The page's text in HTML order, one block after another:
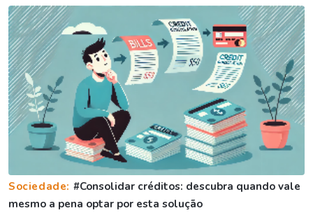
Sociedade: #Consolidar créditos: descubra quando vale
mesmo a pena optar por esta solução